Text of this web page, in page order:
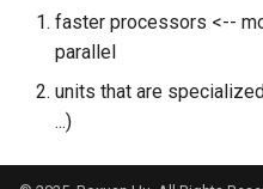
faster processors <--
parallel
units that are
...)